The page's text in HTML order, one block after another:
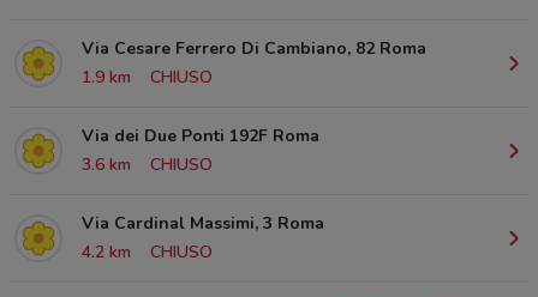
Via Cesare Ferrero Di Cambiano, 82 Roma
1.9 km
CHIUSO
Via dei Due Ponti 192F Roma
3.6 km
CHIUSO
Via Cardinal Massimi, 3 Roma
4.2 km
CHIUSO